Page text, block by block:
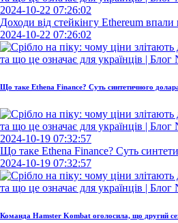
2024-10-22 07:26:02
Доходи від стейкінгу Ethereum впали
2024-10-22 07:26:02
Що таке Ethena Finance? Суть синтетичного
2024-10-19 07:32:57
Що таке Ethena Finance? Суть
2024-10-19 07:32:57
Команда Hamster Kombat оголосила, що другий